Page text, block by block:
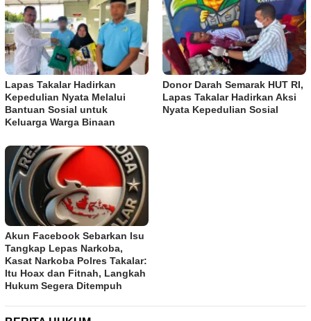
Lapas Takalar Hadirkan
Kepedulian Nyata Melalui
Bantuan Sosial untuk
Keluarga Warga Binaan
Donor Darah Semarak HUT RI,
Lapas Takalar Hadirkan Aksi
Nyata Kepedulian Sosial
Akun Facebook Sebarkan Isu
Tangkap Lepas Narkoba,
Kasat Narkoba Polres Takalar:
Itu Hoax dan Fitnah, Langkah
Hukum Segera Ditempuh